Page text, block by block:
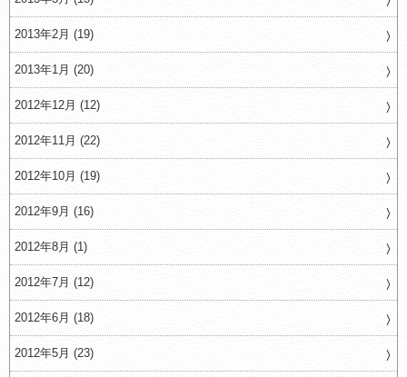
2013年2月 (19)
2013年1月 (20)
2012年12月 (12)
2012年11月 (22)
2012年10月 (19)
2012年9月 (16)
2012年8月 (1)
2012年7月 (12)
2012年6月 (18)
2012年5月 (23)